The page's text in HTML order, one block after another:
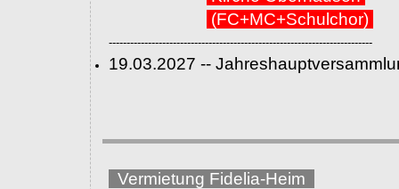
(FC+MC+Schulchor)
--------------------------------------------------------------------------
19.03.2027 --
Vermietung Fidelia-Heim